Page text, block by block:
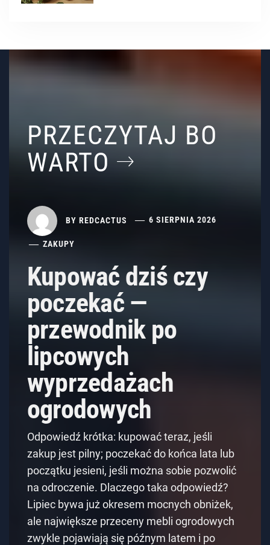
PRZECZYTAJ BO
WARTO
BY REDCACTUS 6 SIERPNIA 2026
ZAKUPY
Kupować dziś czy
poczekać —
przewodnik po
lipcowych
wyprzedażach
ogrodowych
Odpowiedź krótka: kupować teraz, jeśli
zakup jest pilny; poczekać do końca lata lub
początku jesieni, jeśli można sobie pozwolić
na odroczenie. Dlaczego taka odpowiedź?
Lipiec bywa już okresem mocnych obniżek,
ale największe przeceny mebli ogrodowych
zwykle pojawiają się późnym latem i po